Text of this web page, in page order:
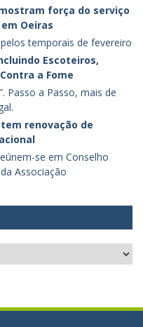
força do serviço
Oeiras
temporais de fevereiro
Escoteiros,
a Fome
Passo a Passo, mais de
renovação de
se em Conselho
Associação